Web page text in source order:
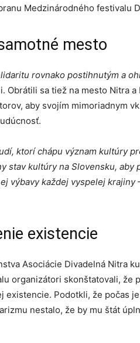
Medzinárodného festivalu
mesto
rovnako postihnutým a
Obrátili sa tiež na mesto Nitra
aby svojím mimoriadnym
ktorí chápu význam kultúry
stav kultúry na Slovensku, aby
výbavy každej vyspelej
existencie
Asociácie Divadelná Nitra
organizátori skonštatovali, že
existencie. Podotkli, že počas
nestalo, že by mu štát